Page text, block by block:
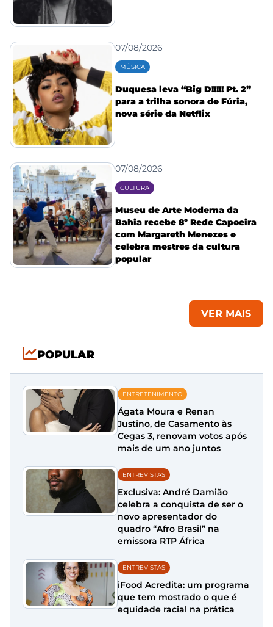
07/08/2026
MÚSICA
Duquesa leva “Big D!!!!! Pt. 2”
para a trilha sonora de Fúria,
nova série da Netflix
07/08/2026
CULTURA
Museu de Arte Moderna da
Bahia recebe 8º Rede Capoeira
com Margareth Menezes e
celebra mestres da cultura
popular
VER MAIS
POPULAR
ENTRETENIMENTO
Ágata Moura e Renan
Justino, de Casamento às
Cegas 3, renovam votos após
mais de um ano juntos
ENTREVISTAS
Exclusiva: André Damião
celebra a conquista de ser o
novo apresentador do
quadro “Afro Brasil” na
emissora RTP África
ENTREVISTAS
iFood Acredita: um programa
que tem mostrado o que é
equidade racial na prática